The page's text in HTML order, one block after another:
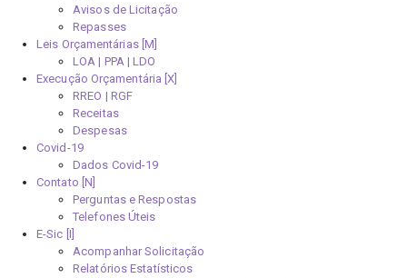
Avisos de Licitação
Repasses
Leis Orçamentárias [M]
LOA | PPA | LDO
Execução Orçamentária [X]
RREO | RGF
Receitas
Despesas
Covid-19
Dados Covid-19
Contato [N]
Perguntas e Respostas
Telefones Úteis
E-Sic [I]
Acompanhar Solicitação
Relatórios Estatísticos